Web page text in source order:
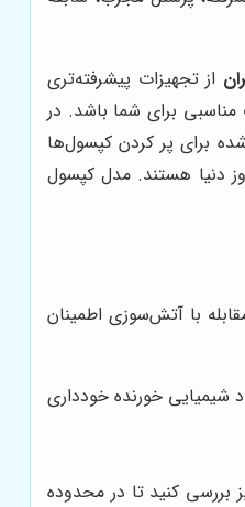
از تجهیزات پیشرفته‌تری
مناسبی برای شما باشد. در
برای پر کردن کپسول‌ها
دنیا هستند. مدل کپسول
با آتش‌سوزی اطمینان
شیمیایی خورنده خودداری
بررسی کنید تا در محدوده